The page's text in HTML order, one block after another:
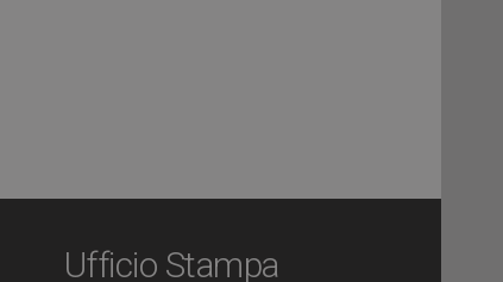
Ufficio Stampa